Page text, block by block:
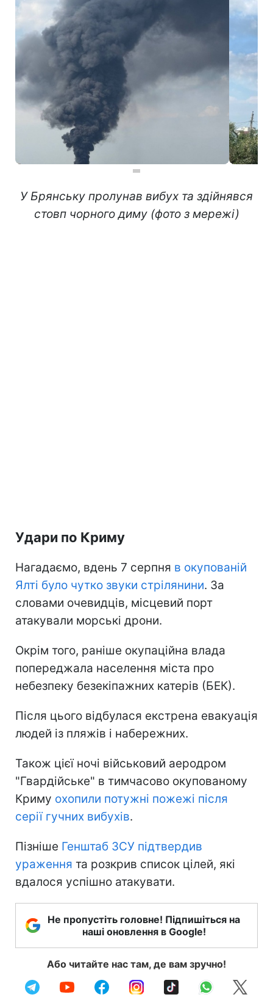
У Брянську пролунав вибух та здійнявся
стовп чорного диму (фото з мережі)
Удари по Криму
Нагадаємо, вдень 7 серпня в окупованій
Ялті було чутко звуки стрілянини. За
словами очевидців, місцевий порт
атакували морські дрони.
Окрім того, раніше окупаційна влада
попереджала населення міста про
небезпеку безекіпажних катерів (БЕК).
Після цього відбулася екстрена евакуація
людей із пляжів і набережних.
Також цієї ночі військовий аеродром
"Гвардійське" в тимчасово окупованому
Криму охопили потужні пожежі після
серії гучних вибухів.
Пізніше Генштаб ЗСУ підтвердив
ураження та розкрив список цілей, які
вдалося успішно атакувати.
Не пропустіть головне! Підпишіться на
наші оновлення в Google!
Або читайте нас там, де вам зручно!